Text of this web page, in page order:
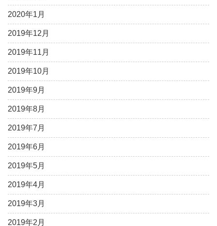
2020年1月
2019年12月
2019年11月
2019年10月
2019年9月
2019年8月
2019年7月
2019年6月
2019年5月
2019年4月
2019年3月
2019年2月